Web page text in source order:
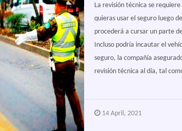
La revisión técnica se
quieras usar el seguro luego
procederá a cursar un parte
Incluso podría incautar el
seguro, la compañía
revisión técnica al día, tal
14 April, 2021